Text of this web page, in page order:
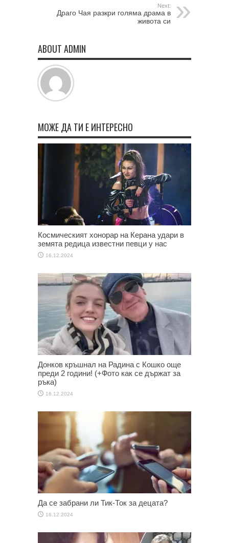
Next:
Драго Чая разкри голяма драма в
живота си
ABOUT ADMIN
МОЖЕ ДА ТИ Е ИНТЕРЕСНО
Космическият хонорар на Керана удари в
земята редица известни певци у нас
16.12.2024
Донков кръшнал на Радина с Кошко още
преди 2 години! (+Фото как се държат за
ръка)
16.12.2024
Да се забрани ли Тик-Ток за децата?
16.12.2024